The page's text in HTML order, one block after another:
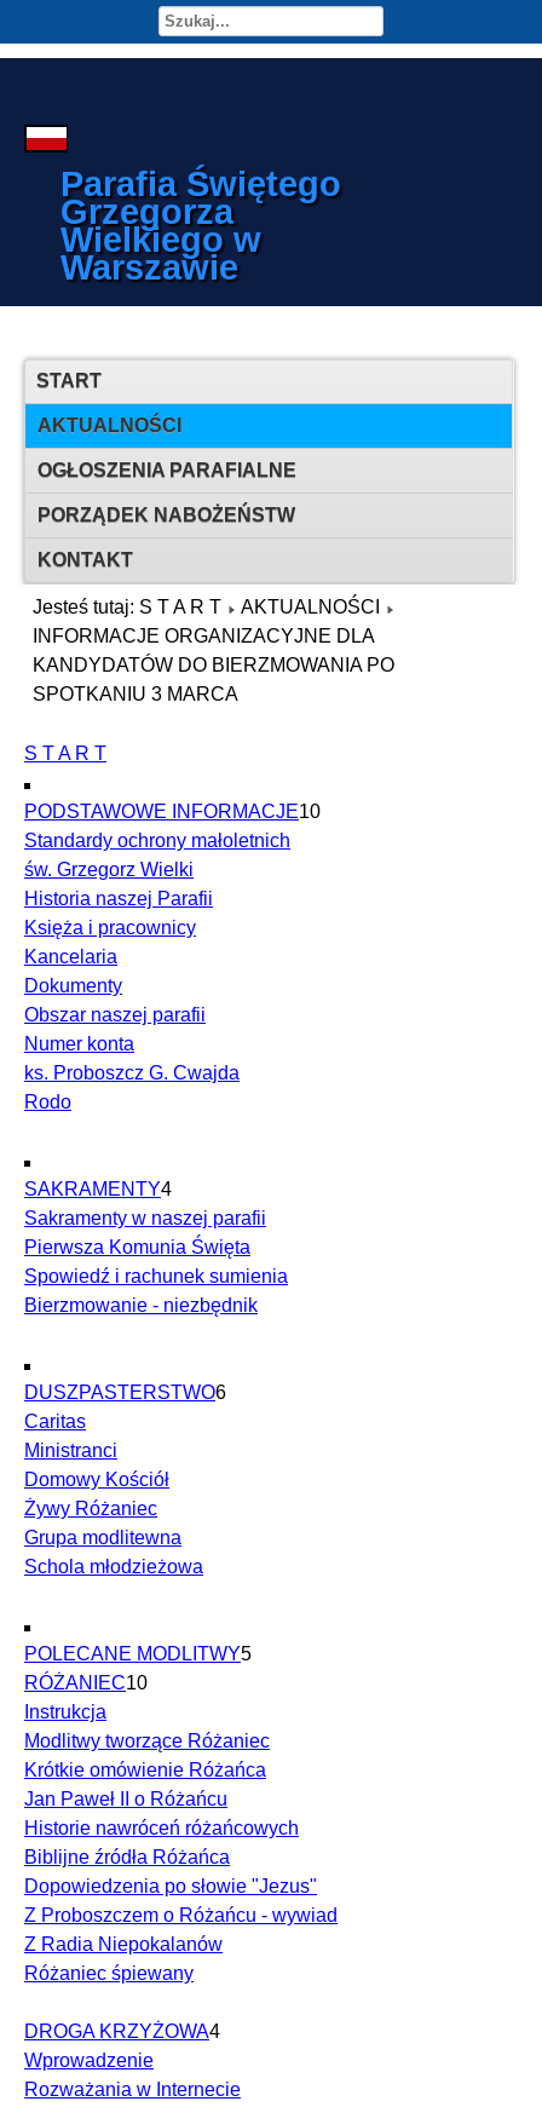
Parafia Świętego
Grzegorza
Wielkiego w
Warszawie
START
AKTUALNOŚCI
OGŁOSZENIA PARAFIALNE
PORZĄDEK NABOŻEŃSTW
KONTAKT
Jesteś tutaj: S T A R T
AKTUALNOŚCI
INFORMACJE ORGANIZACYJNE DLA
KANDYDATÓW DO BIERZMOWANIA PO
SPOTKANIU 3 MARCA
S T A R T
PODSTAWOWE INFORMACJE10
Standardy ochrony małoletnich
św. Grzegorz Wielki
Historia naszej Parafii
Księża i pracownicy
Kancelaria
Dokumenty
Obszar naszej parafii
Numer konta
ks. Proboszcz G. Cwajda
Rodo
SAKRAMENTY4
Sakramenty w naszej parafii
Pierwsza Komunia Święta
Spowiedź i rachunek sumienia
Bierzmowanie - niezbędnik
DUSZPASTERSTWO6
Caritas
Ministranci
Domowy Kościół
Żywy Różaniec
Grupa modlitewna
Schola młodzieżowa
POLECANE MODLITWY5
RÓŻANIEC10
Instrukcja
Modlitwy tworzące Różaniec
Krótkie omówienie Różańca
Jan Paweł II o Różańcu
Historie nawróceń różańcowych
Biblijne źródła Różańca
Dopowiedzenia po słowie "Jezus"
Z Proboszczem o Różańcu - wywiad
Z Radia Niepokalanów
Różaniec śpiewany
DROGA KRZYŻOWA4
Wprowadzenie
Rozważania w Internecie